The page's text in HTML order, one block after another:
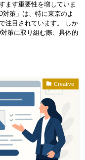
ます重要性を増していま
策」は、特に東京のよ
注目されています。 しか
策に取り組む際、具体的
Creative